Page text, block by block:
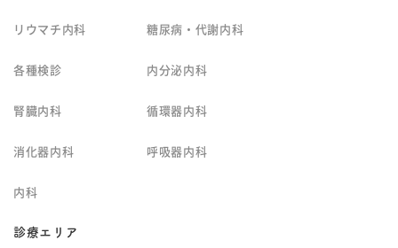
リウマチ内科 糖尿病・代謝内科
各種検診 内分泌内科
腎臓内科 循環器内科
消化器内科 呼吸器内科
内科
診療エリア